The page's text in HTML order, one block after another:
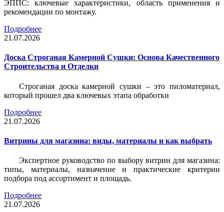
ЭППС: ключевые характеристики, область применения и
рекомендации по монтажу.
Подробнее
21.07.2026
Доска Строганая Камерной Сушки: Основа Качественного
Строительства и Отделки
Строганая доска камерной сушки – это пиломатериал,
который прошел два ключевых этапа обработки
Подробнее
21.07.2026
Витрины для магазина: виды, материалы и как выбрать
Экспертное руководство по выбору витрин для магазина:
типы, материалы, назначение и практические критерии
подбора под ассортимент и площадь.
Подробнее
21.07.2026